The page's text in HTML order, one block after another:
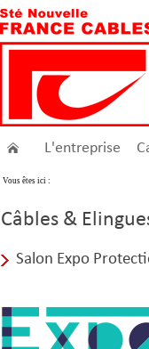
L'entreprise
Vous êtes ici :
Câbles &
Salon Expo